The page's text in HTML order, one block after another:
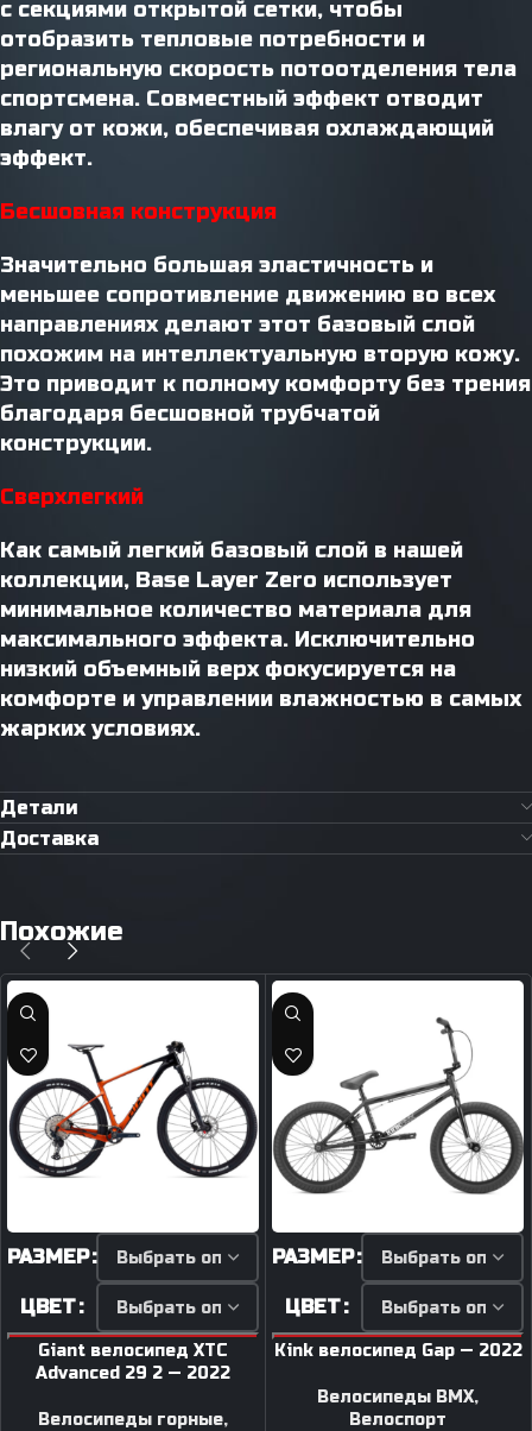
с секциями открытой сетки, чтобы
отобразить тепловые потребности и
региональную скорость потоотделения тела
спортсмена. Совместный эффект отводит
влагу от кожи, обеспечивая охлаждающий
эффект.
Бесшовная конструкция
Значительно большая эластичность и
меньшее сопротивление движению во всех
направлениях делают этот базовый слой
похожим на интеллектуальную вторую кожу.
Это приводит к полному комфорту без трения
благодаря бесшовной трубчатой ​​
конструкции.
Сверхлегкий
Как самый легкий базовый слой в нашей
коллекции, Base Layer Zero использует
минимальное количество материала для
максимального эффекта. Исключительно
низкий объемный верх фокусируется на
комфорте и управлении влажностью в самых
жарких условиях.
Детали
Доставка
Похожие
РАЗМЕР
ЦВЕТ
Giant велосипед XTC
Advanced 29 2 — 2022
Велосипеды горные,
РАЗМЕР
ЦВЕТ
Kink велосипед Gap — 2022
Велосипеды BMX,
Велоспорт